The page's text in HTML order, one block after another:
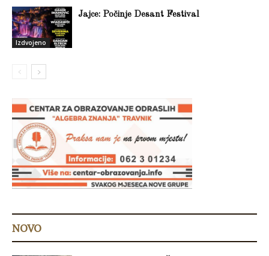
Izdvojeno
Jajce: Počinje Desant Festival
NOVO